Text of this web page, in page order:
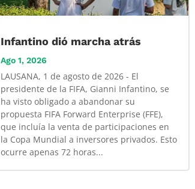
Infantino dió marcha atrás
Ago 1, 2026
LAUSANA, 1 de agosto de 2026 - El
presidente de la FIFA, Gianni Infantino, se
ha visto obligado a abandonar su
propuesta FIFA Forward Enterprise (FFE),
que incluía la venta de participaciones en
la Copa Mundial a inversores privados. Esto
ocurre apenas 72 horas...